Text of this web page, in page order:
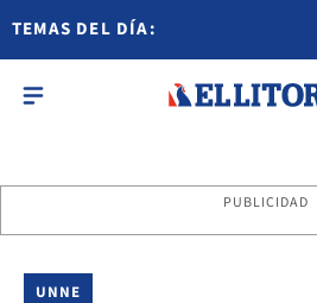
TEMAS DEL DÍA:
PUBLICIDAD
UNNE